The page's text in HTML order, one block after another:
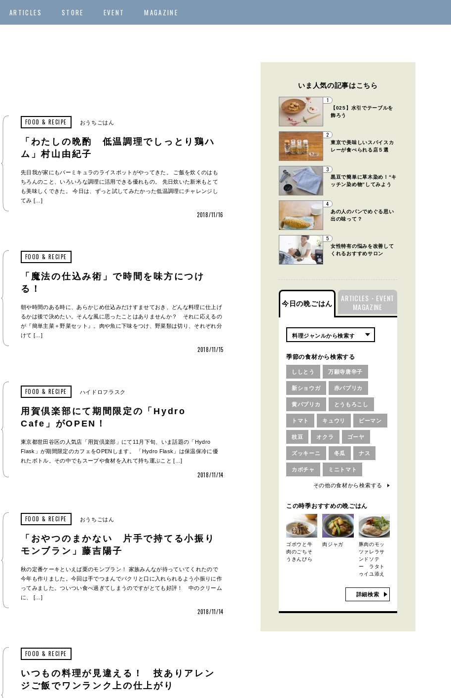
ARTICLES STORE EVENT MAGAZINE
FOOD & RECIPE おうちごはん
「わたしの晩酌 低温調理でしっとり鶏ハ
ム」村山由紀子
先日我が家にもバーミキュラのライスポットがやってきた。 ご飯を炊くのはも
ちろんのこと、いろいろな調理に活用できる優れもの。 先日炊いた新米もとて
も美味しくできた。 今日は、ずっと試してみたかった低温調理にチャレンジし
てみ […]
2018/11/16
FOOD & RECIPE
「魔法の仕込み術」で時間を味方につけ
る！
朝や時間のある時に、あらかじめ仕込みだけすませておき、どんな料理に仕上げ
るかは後で決めたい。そんな風に思ったことはありませんか？ それに応えるの
が『簡単主菜＋野菜セット』。肉や魚に下味をつけ、野菜類は切り、それぞれ分
けて […]
2018/11/15
FOOD & RECIPE ハイドロフラスク
用賀倶楽部にて期間限定の「Hydro
Cafe」がOPEN！
東京都世田谷区の人気店「用賀倶楽部」にて11月下旬、いま話題の「Hydro
Flask」が期間限定のカフェをOPENします。 「Hydro Flask」は保温保冷に優
れたボトル。その中でもスープや食材を入れて持ち運ぶこと […]
2018/11/14
FOOD & RECIPE おうちごはん
「おやつのまかない 片手で持てる小振り
モンブラン」藤吉陽子
秋の定番ケーキといえば栗のモンブラン！ 家族みんなが待っていてくれたので
今年も作りました。今回は手でつまんでパクリと口に入れられるよう小振りに作
ってみました。ついつい食べ過ぎてしまうのですがとても好評！ 中のクリーム
に、 […]
2018/11/14
FOOD & RECIPE
いつもの料理が見違える！ 技ありアレン
ジご飯でワンランク上の仕上がり
いま人気の記事はこちら
1
【025】水引でテーブルを
飾ろう
2
東京で美味しいスパイスカ
レーが食べられる店５選
3
黒豆で簡単に草木染め！“キ
ッチン染め物”してみよう
4
あの人のパンでめぐる思い
出の味って？
5
女性特有の悩みを改善して
くれるおすすめサロン
今日の晩ごはん
ARTICLES・EVENT
MAGAZINE
季節の食材から検索する
ししとう 万願寺唐辛子
新ショウガ 赤パプリカ
黄パプリカ とうもろこし
トマト キュウリ ピーマン
枝豆 オクラ ゴーヤ
ズッキーニ 冬瓜 ナス
カボチャ ミニトマト
その他の食材から検索する
この時季おすすめの晩ごはん
ゴボウと牛
肉のごちそ
うきんぴら
肉ジャガ
豚肉のモッ
ツァレラサ
ンドソテ
ー ラタト
ゥイユ添え
詳細検索